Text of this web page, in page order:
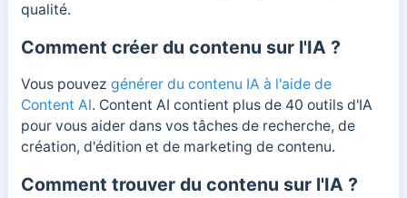
qualité.
Comment créer du contenu sur l'IA ?
Vous pouvez générer du contenu IA à l'aide de
Content AI. Content AI contient plus de 40 outils d'IA
pour vous aider dans vos tâches de recherche, de
création, d'édition et de marketing de contenu.
Comment trouver du contenu sur l'IA ?